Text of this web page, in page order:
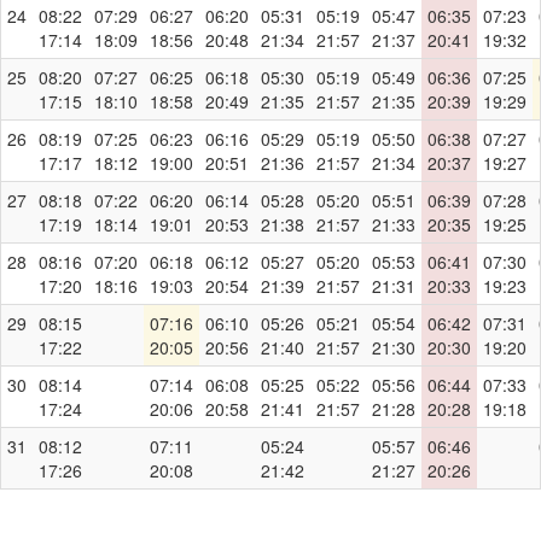
24 08:22
17:14
07:29
18:09
06:27
18:56
06:20
20:48
05:31
21:34
05:19
21:57
05:47
21:37
06:35
20:41
07:23
19:32
25 08:20
17:15
07:27
18:10
06:25
18:58
06:18
20:49
05:30
21:35
05:19
21:57
05:49
21:35
06:36
20:39
07:25
19:29
26 08:19
17:17
07:25
18:12
06:23
19:00
06:16
20:51
05:29
21:36
05:19
21:57
05:50
21:34
06:38
20:37
07:27
19:27
27 08:18
17:19
07:22
18:14
06:20
19:01
06:14
20:53
05:28
21:38
05:20
21:57
05:51
21:33
06:39
20:35
07:28
19:25
28 08:16
17:20
07:20
18:16
06:18
19:03
06:12
20:54
05:27
21:39
05:20
21:57
05:53
21:31
06:41
20:33
07:30
19:23
29 08:15
17:22
07:16
20:05
06:10
20:56
05:26
21:40
05:21
21:57
05:54
21:30
06:42
20:30
07:31
19:20
30 08:14
17:24
07:14
20:06
06:08
20:58
05:25
21:41
05:22
21:57
05:56
21:28
06:44
20:28
07:33
19:18
31
08:12
17:26
07:11
20:08
05:24
21:42
05:57
21:27
06:46
20:26